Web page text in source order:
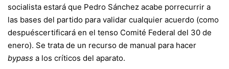
socialista estará que Pedro Sánchez acabe porrecurrir a
las bases del partido para validar cualquier acuerdo (como
despuéscertificará en el tenso Comité Federal del 30 de
enero). Se trata de un recurso de manual para hacer
bypass a los críticos del aparato.